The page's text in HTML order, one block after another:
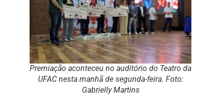
Premiação aconteceu no auditório do Teatro da
UFAC nesta manhã de segunda-feira. Foto:
Gabrielly Martins